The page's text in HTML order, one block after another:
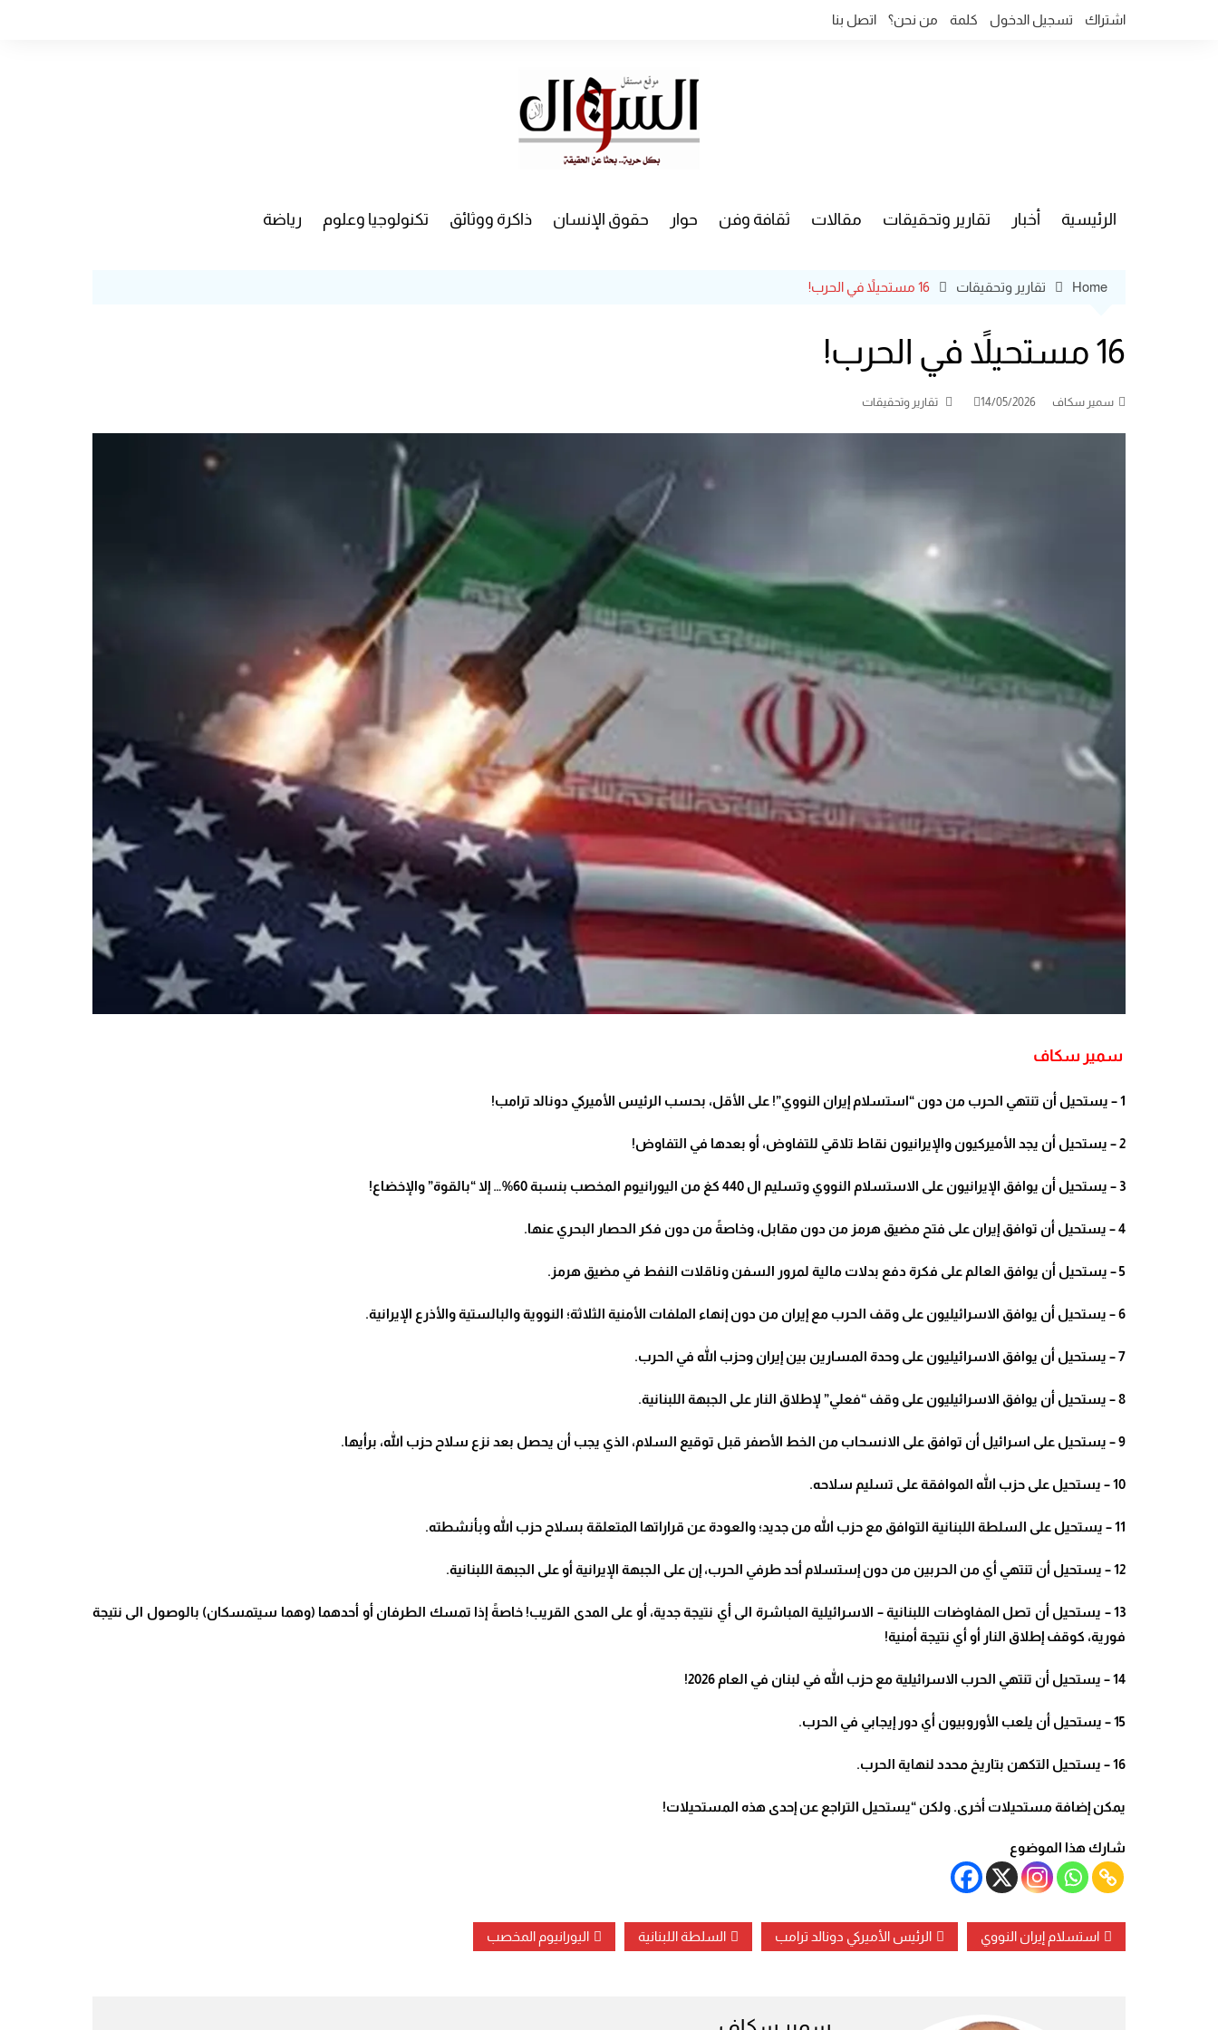
اشتراك تسجيل الدخول كلمة من نحن؟ اتصل بنا
الرئيسية أخبار تقارير وتحقيقات مقالات ثقافة وفن حوار حقوق الإنسان ذاكرة ووثائق تكنولوجيا وعلوم رياضة
Home تقارير وتحقيقات 16 مستحيلاً في الحرب!
16 مستحيلاً في الحرب!
سمير سكاف 14/05/2026 تقارير وتحقيقات
سمير سكاف
1 – يستحيل أن تنتهي الحرب من دون “استسلام إيران النووي”! على الأقل، بحسب الرئيس الأميركي دونالد ترامب!
2 – يستحيل أن يجد الأميركيون والإيرانيون نقاط تلاقي للتفاوض، أو بعدها في التفاوض!
3 – يستحيل أن يوافق الإيرانيون على الاستسلام النووي وتسليم ال 440 كغ من اليورانيوم المخصب بنسبة 60%… إلا “بالقوة” والإخضاع!
4 – يستحيل أن توافق إيران على فتح مضيق هرمز من دون مقابل، وخاصةً من دون فكر الحصار البحري عنها.
5 – يستحيل أن يوافق العالم على فكرة دفع بدلات مالية لمرور السفن وناقلات النفط في مضيق هرمز.
6 – يستحيل أن يوافق الاسرائيليون على وقف الحرب مع إيران من دون إنهاء الملفات الأمنية الثلاثة؛ النووية والبالستية والأذرع الإيرانية.
7 – يستحيل أن يوافق الاسرائيليون على وحدة المسارين بين إيران وحزب الله في الحرب.
8 – يستحيل أن يوافق الاسرائيليون على وقف “فعلي” لإطلاق النار على الجبهة اللبنانية.
9 – يستحيل على اسرائيل أن توافق على الانسحاب من الخط الأصفر قبل توقيع السلام، الذي يجب أن يحصل بعد نزع سلاح حزب الله، برأيها.
10 – يستحيل على حزب الله الموافقة على تسليم سلاحه.
11 – يستحيل على السلطة اللبنانية التوافق مع حزب الله من جديد؛ والعودة عن قراراتها المتعلقة بسلاح حزب الله وبأنشطته.
12 – يستحيل أن تنتهي أي من الحربين من دون إستسلام أحد طرفي الحرب، إن على الجبهة الإيرانية أو على الجبهة اللبنانية.
13 – يستحيل أن تصل المفاوضات اللبنانية – الاسرائيلية المباشرة الى أي نتيجة جدية، أو على المدى القريب! خاصةً إذا تمسك الطرفان أو أحدهما (وهما سيتمسكان) بالوصول الى نتيجة
فورية، كوقف إطلاق النار أو أي نتيجة أمنية!
14 – يستحيل أن تنتهي الحرب الاسرائيلية مع حزب الله في لبنان في العام 2026!
15 – يستحيل أن يلعب الأوروبيون أي دور إيجابي في الحرب.
16 – يستحيل التكهن بتاريخ محدد لنهاية الحرب.
يمكن إضافة مستحيلات أخرى. ولكن “يستحيل التراجع عن إحدى هذه المستحيلات!
شارك هذا الموضوع
استسلام إيران النووي الرئيس الأميركي دونالد ترامب السلطة اللبنانية اليورانيوم المخصب